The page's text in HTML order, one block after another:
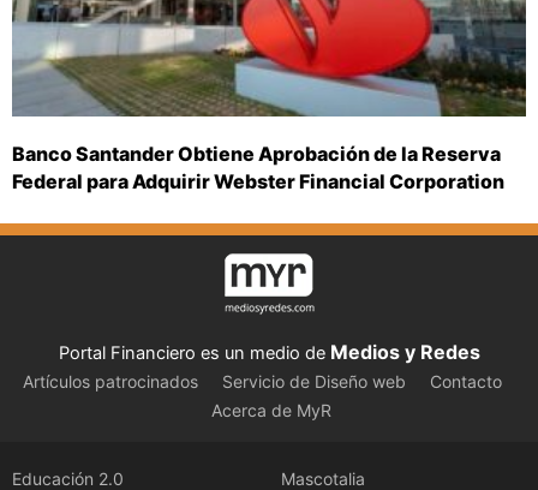
Banco Santander Obtiene Aprobación de la Reserva
Federal para Adquirir Webster Financial Corporation
Portal Financiero es un medio de Medios y Redes
Artículos patrocinados Servicio de Diseño web
Contacto
Acerca de MyR
Educación 2.0
Mascotalia